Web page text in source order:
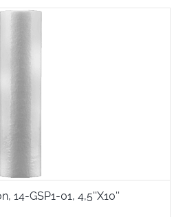
14-GSP1-01, 4,5''X10''